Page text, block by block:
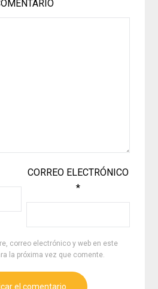
CORREO ELECTRÓNICO
*
correo electrónico y web en este
la próxima vez que comente.